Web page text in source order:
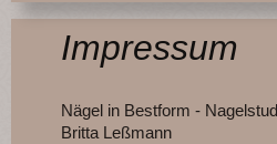
Impressum
Nägel in Bestform -
Britta Leßmann